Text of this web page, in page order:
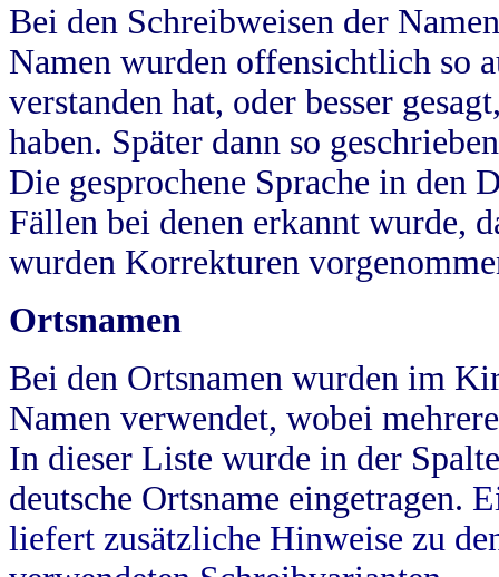
Bei den Schreibweisen der
Namen wurden offensichtlich so
verstanden hat, oder besser
haben. Später dann so
Die gesprochene Sprache in
Fällen bei denen erkannt wurde,
wurden Korrekturen
Ortsnamen
Bei den Ortsnamen wurden im
Namen verwendet, wobei
In dieser Liste wurde in der
deutsche Ortsname eingetragen.
liefert zusätzliche Hinweise zu